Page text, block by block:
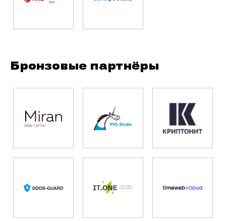
Бронзовые партнёры